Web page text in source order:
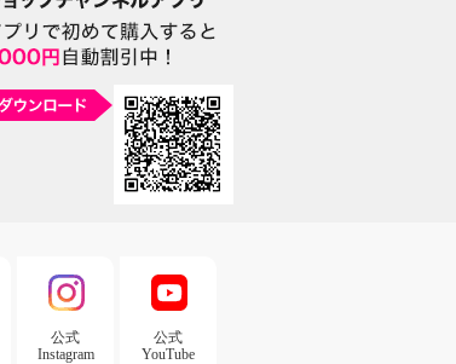
公式
Instagram
公式
YouTube